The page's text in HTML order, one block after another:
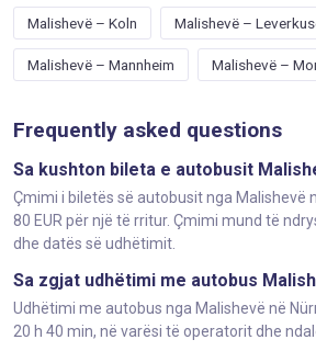
Malishevë – Koln Malishevë –
Malishevë – Mannheim Malishevë –
Frequently asked questions
Sa kushton bileta e autobusit
Çmimi i biletës së autobusit nga Malishevë
80 EUR për një të rritur. Çmimi mund të
dhe datës së udhëtimit.
Sa zgjat udhëtimi me autobus
Udhëtimi me autobus nga Malishevë në
20 h 40 min, në varësi të operatorit dhe